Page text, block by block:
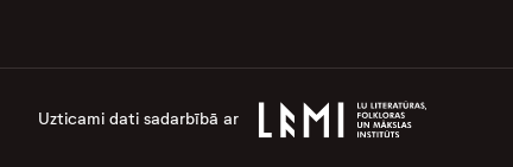
Uzticami dati sadarbībā ar